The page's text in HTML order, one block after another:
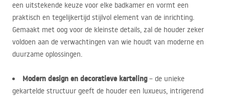
een uitstekende keuze voor elke badkamer en vormt een
praktisch en tegelijkertijd stijlvol element van de inrichting.
Gemaakt met oog voor de kleinste details, zal de houder zeker
voldoen aan de verwachtingen van wie houdt van moderne en
duurzame oplossingen.
Modern design en decoratieve karteling– de unieke
gekartelde structuur geeft de houder een luxueus, intrigerend